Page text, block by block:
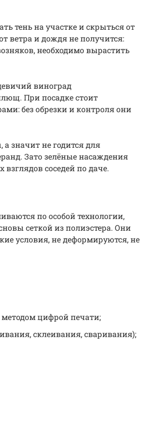
тень на участке и скрыться от
ветра и дождя не получится:
необходимо вырастить
виноград
При посадке стоит
без обрезки и контроля они
значит не годится для
Зато зелёные насаждения
соседей по даче.
по особой технологии,
сеткой из полиэстера. Они
условия, не деформируются, не
цифрой печати;
склеивания, сваривания);